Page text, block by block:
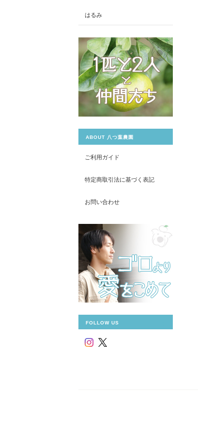
はるみ
ABOUT 八つ葉農園
ご利用ガイド
特定商取引法に基づく表記
お問い合わせ
FOLLOW US